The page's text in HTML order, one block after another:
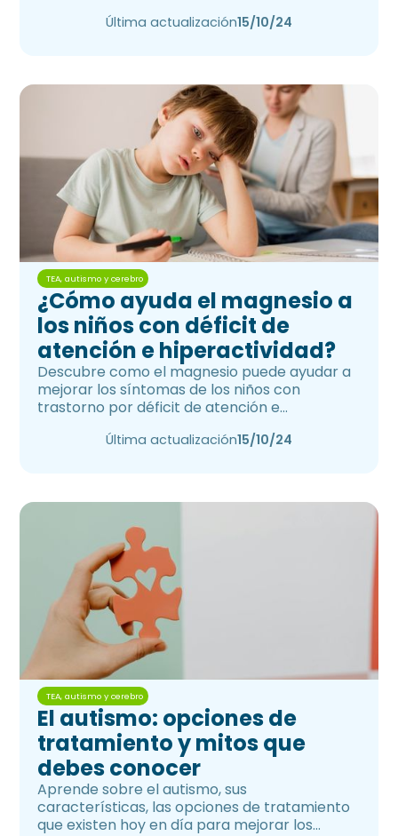
Última actualización15/10/24
TEA, autismo y cerebro
¿Cómo ayuda el magnesio a
los niños con déficit de
atención e hiperactividad?
Descubre como el magnesio puede ayudar a
mejorar los síntomas de los niños con
trastorno por déficit de atención e
Última actualización15/10/24
TEA, autismo y cerebro
El autismo: opciones de
tratamiento y mitos que
debes conocer
Aprende sobre el autismo, sus
características, las opciones de tratamiento
que existen hoy en día para mejorar los